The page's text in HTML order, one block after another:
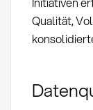
Qualität,